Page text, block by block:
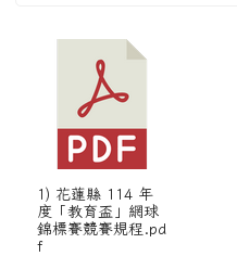
1) 花蓮縣 114 年
度「教育盃」網球
錦標賽競賽規程.pd
f